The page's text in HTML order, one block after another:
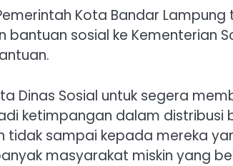
Kota Bandar Lampung
sosial ke Kementerian
Dinas Sosial untuk segera
ketimpangan dalam distribusi
sampai kepada mereka
masyarakat miskin yang